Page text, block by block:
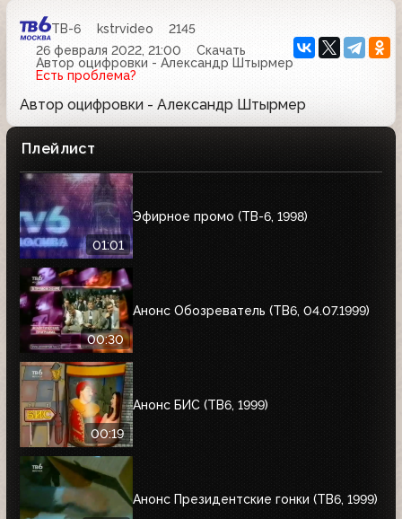
ТВ-6 kstrvideo
2145
26 февраля 2022, 21:00
Скачать
Автор оцифровки - Александр Штырмер
Есть проблема?
Автор оцифровки - Александр Штырмер
Плейлист
01:01
Эфирное промо (ТВ-6, 1998)
00:30
Анонс Обозреватель (ТВ6, 04.07.1999)
00:19
Анонс БИС (ТВ6, 1999)
Анонс Президентские гонки (ТВ6, 1999)